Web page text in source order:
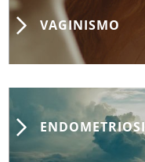
VAGINISMO
ENDOMETRIOSI